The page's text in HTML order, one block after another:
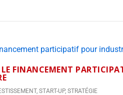
LE FINANCEMENT
,START-UP,STRATÉGIE